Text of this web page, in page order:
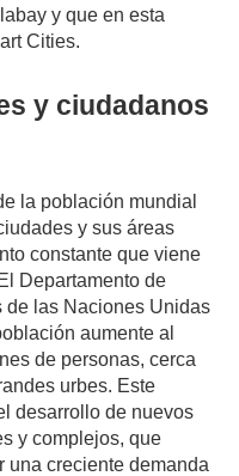
y que en esta
Cities.
y ciudadanos
la población mundial
y sus áreas
constante que viene
Departamento de
de las Naciones Unidas
aumente al
de personas, cerca
urbes. Este
desarrollo de nuevos
y complejos, que
una creciente demanda